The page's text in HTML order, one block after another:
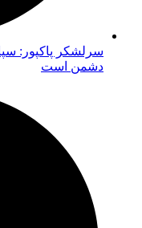
سرلشکر پاکپور:
دشمن است